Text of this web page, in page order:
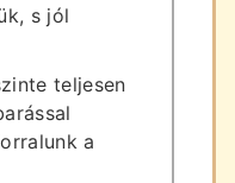
s jól
teljesen
a